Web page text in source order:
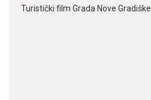
Turistički film Grada Nove Gradiške